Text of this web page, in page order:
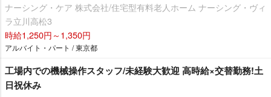
ナーシング・ケア 株式会社/住宅型有料老人ホーム ナーシング・ヴィ
ラ立川高松3
時給1,250円～1,350円
アルバイト・パート / 東京都
工場内での機械操作スタッフ/未経験大歓迎 高時給×交替勤務!土
日祝休み